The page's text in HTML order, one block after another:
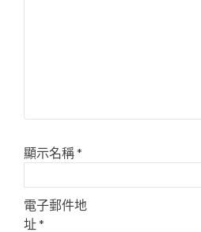
顯示名稱*
電子郵件地
址*